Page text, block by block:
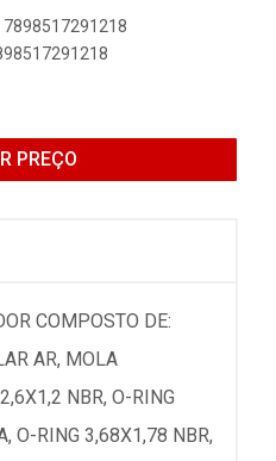
7898517291218
PREÇO
COMPOSTO DE:
AR, MOLA
NBR, O-RING
O-RING 3,68X1,78 NBR,